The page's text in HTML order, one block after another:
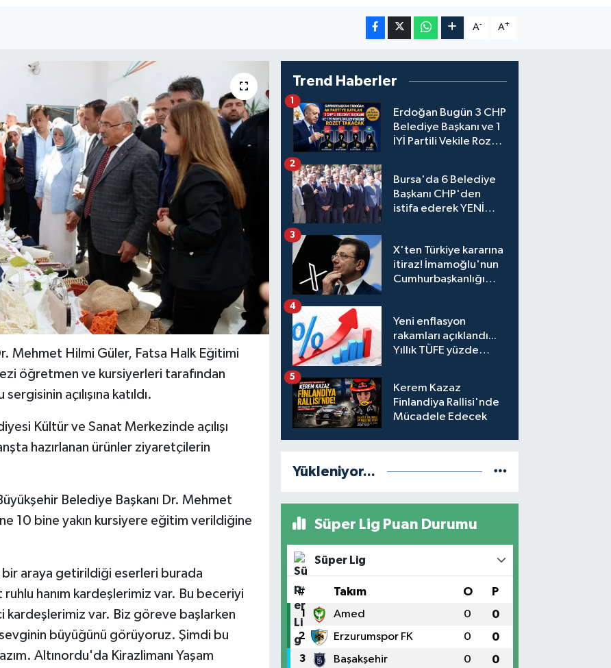
A- A+
Mehmet Hilmi Güler, Fatsa Halk Eğitimi
öğretmen ve kursiyerleri tarafından
açılışına katıldı.
Kültür ve Sanat Merkezinde açılışı
hazırlanan ürünler ziyaretçilerin
Belediye Başkanı Dr. Mehmet
10 bine yakın kursiyere eğitim verildiğine
araya getirildiği eserleri burada
hanım kardeşlerimiz var. Bu beceriyi
var. Biz göreve başlarken
büyüğünü görüyoruz. Şimdi bu
Altınordu'da Kirazlimanı Yaşam
Trend Haberler
Erdoğan Bugün 3 CHP
Belediye Başkanı ve 1
İYİ Partili Vekile Rozet
1
Bursa'da 6 Belediye
Başkanı CHP'den
istifa ederek YENİ
2
X'ten Türkiye kararına
itiraz! İmamoğlu'nun
Cumhurbaşkanlığı
engeli mahkemeye
taşındı
3
Yeni enflasyon
rakamları açıklandı...
Yıllık TÜFE yüzde
4
Kerem Kazaz
Finlandiya Rallisi'nde
Mücadele Edecek
5
Yükleniyor...
Süper Lig Puan Durumu
Süper Lig
# Takım O P
1 Amed 0 0
2 Erzurumspor FK 0 0
3 Başakşehir 0 0